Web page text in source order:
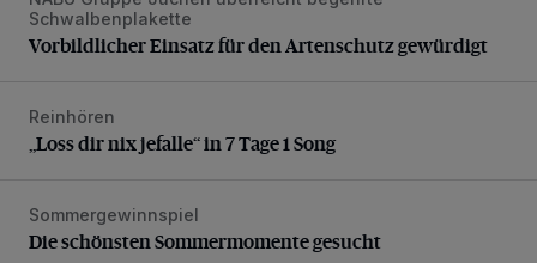
Schwalbenplakette
Vorbildlicher Einsatz für den Artenschutz gewürdigt
„Loss dir nix jefalle“ in 7 Tage 1 Song
Reinhören
„Loss dir nix jefalle“ in 7 Tage 1 Song
Die schönsten Sommermomente gesucht
Sommergewinnspiel
Die schönsten Sommermomente gesucht